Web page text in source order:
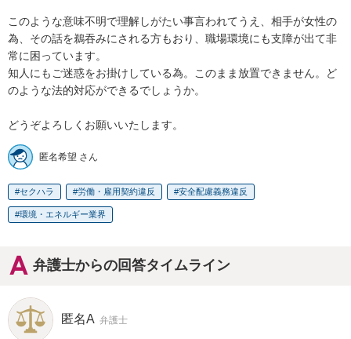
このような意味不明で理解しがたい事言われてうえ、相手が女性の
為、その話を鵜吞みにされる方もおり、職場環境にも支障が出て非
常に困っています。
知人にもご迷惑をお掛けしている為。このまま放置できません。ど
のような法的対応ができるでしょうか。
どうぞよろしくお願いいたします。
匿名希望 さん
セクハラ 労働・雇用契約違反 安全配慮義務違反
環境・エネルギー業界
弁護士からの回答タイムライン
匿名A 弁護士